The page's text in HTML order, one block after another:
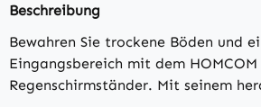
Beschreibung
Bewahren Sie trockene Böden und
Eingangsbereich mit dem HOMCOM
Regenschirmständer. Mit seinem